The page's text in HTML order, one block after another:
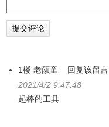
1楼老颜童
回复该留言
2021/4/2 9:47:48
起棒的工具